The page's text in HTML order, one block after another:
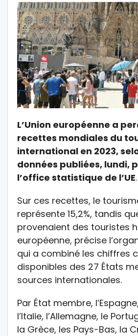
L’Union européenne a
recettes mondiales du
international en 2023,
données publiées, lundi,
l’office statistique de l’UE.
Sur ces recettes, le
représente 15,2%, tandis
provenaient des touristes
européenne, précise
qui a combiné les chiffres
disponibles des 27 États
sources internationales.
Par État membre,
l’Italie, l’Allemagne, le
la Grèce, les Pays-Bas, la